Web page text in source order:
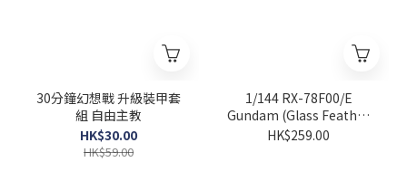
30分鐘幻想戰 升級裝甲套
組 自由主教
HK$30.00
HK$59.00
1/144 RX-78F00/E
Gundam (Glass Feather
Equipment)
HK$259.00